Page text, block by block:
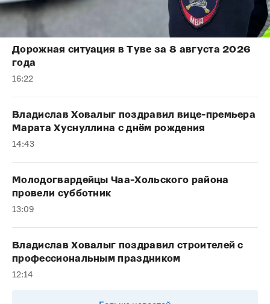
Дорожная ситуация в Туве за 8 августа 2026
года
16:22
Владислав Ховалыг поздравил вице-премьера
Марата Хуснуллина с днём рождения
14:43
Молодогвардейцы Чаа-Хольского района
провели субботник
13:09
Владислав Ховалыг поздравил строителей с
профессиональным праздником
12:14